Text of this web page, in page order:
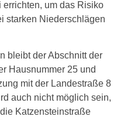
um das Risiko
starken Niederschlägen
bleibt der Abschnitt der
Hausnummer 25 und
mit der Landestraße 8
auch nicht möglich sein,
Katzensteinstraße